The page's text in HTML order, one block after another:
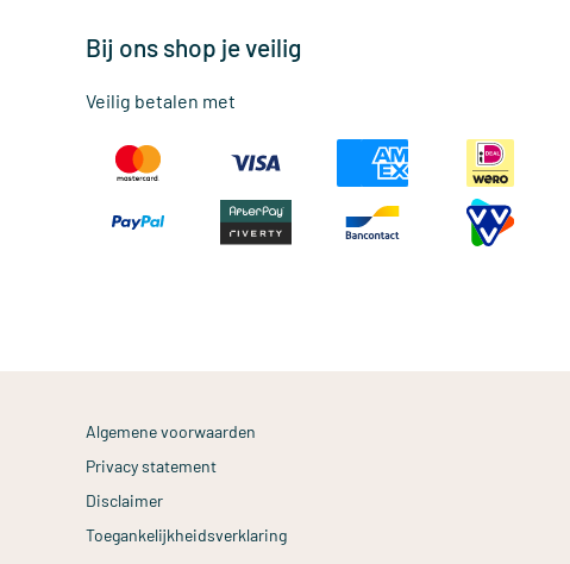
Bij ons shop je veilig
Veilig betalen met
Algemene voorwaarden
Privacy statement
Disclaimer
Toegankelijkheidsverklaring